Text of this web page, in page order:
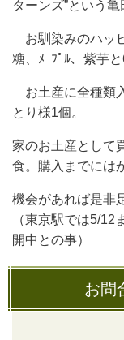
ターンズ”という亀
お馴染みのハッ
糖、ﾒｰﾌﾟﾙ、紫芋
お土産に全種類
とり様1個。
家のお土産として
食。購入までには
機会があれば是非
（東京駅では5/
開中との事）
お問